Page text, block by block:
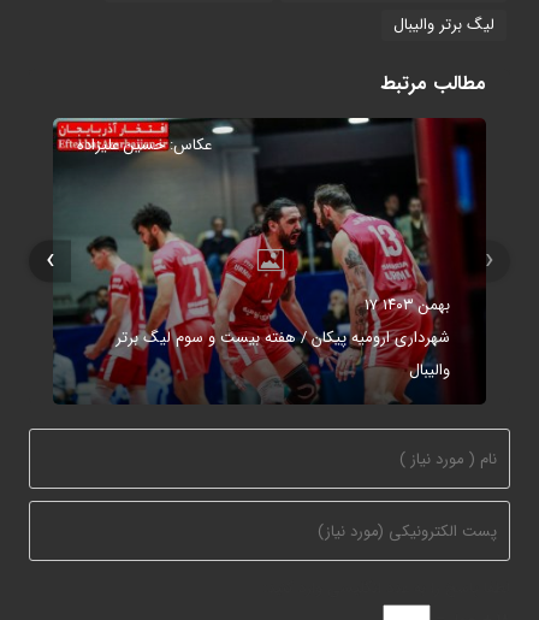
لیگ برتر والیبال
مطالب مرتبط
۱۷ بهمن ۱۴۰۳
شهرداری ارومیه پیکان / هفته بیست و سوم لیگ برتر
والیبال
عکاس: حسین علیزاده
‹
›